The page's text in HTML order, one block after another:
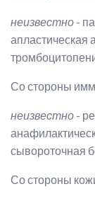
неизвестно -
апластическая
Со стороны
неизвестно -
сывороточная
Со стороны